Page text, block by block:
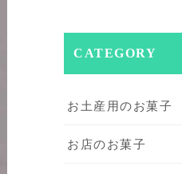
CATEGORY
お土産用のお菓子
お店のお菓子